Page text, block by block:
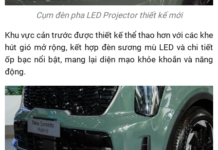
Cụm đèn pha LED Projector thiết kế mới
Khu vực cản trước được thiết kế thể thao hơn với các khe
hút gió mở rộng, kết hợp đèn sương mù LED và chi tiết
ốp bạc nổi bật, mang lại diện mạo khỏe khoắn và năng
động.